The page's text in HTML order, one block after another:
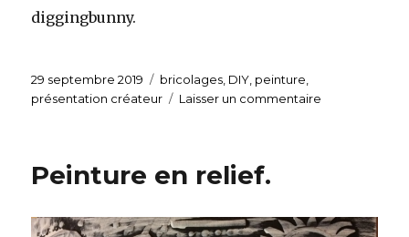
diggingbunny.
Publié
le
29 septembre 2019 Catégories
bricolages DIY peinture
présentation créateur
Laisser un commentaire
Peinture en relief.